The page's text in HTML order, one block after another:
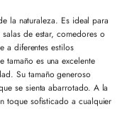
la naturaleza. Es ideal para
de estar, comedores o
a diferentes estilos
es una excelente
Su tamaño generoso
se sienta abarrotado. A la
toque sofisticado a cualquier